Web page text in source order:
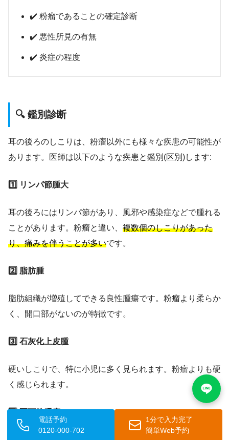
✔️ 粉瘤であることの確定診断
✔️ 悪性所見の有無
✔️ 炎症の程度
🔍 鑑別診断
耳の後ろのしこりは、粉瘤以外にも様々な疾患の可能性が
あります。医師は以下のような疾患と鑑別(区別)します:
1️⃣ リンパ節腫大
耳の後ろにはリンパ節があり、風邪や感染症などで腫れる
ことがあります。粉瘤と違い、 複数個のしこりがあった
り、痛みを伴うことが多いです。
2️⃣ 脂肪腫
脂肪組織が増殖してできる良性腫瘍です。粉瘤より柔らか
く、開口部がないのが特徴です。
3️⃣ 石灰化上皮腫
硬いしこりで、特に小児に多く見られます。粉瘤よりも硬
く感じられます。
4️⃣ 耳下腺腫瘍
電話予約
0120-000-702
1分で入力完了
簡単Web予約